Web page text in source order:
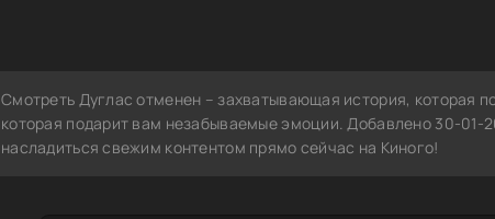
Смотреть Дуглас отменен – захватывающая история, которая
которая подарит вам незабываемые эмоции. Добавлено 30-01-
насладиться свежим контентом прямо сейчас на Киного!